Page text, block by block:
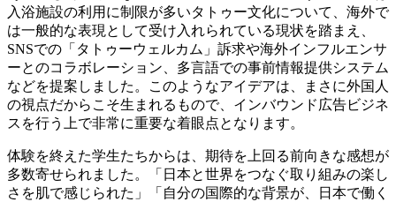
入浴施設の利用に制限が多いタトゥー文化について、海外で
は一般的な表現として受け入れられている現状を踏まえ、
SNSでの「タトゥーウェルカム」訴求や海外インフルエンサ
ーとのコラボレーション、多言語での事前情報提供システム
などを提案しました。このようなアイデアは、まさに外国人
の視点だからこそ生まれるもので、インバウンド広告ビジネ
スを行う上で非常に重要な着眼点となります。
体験を終えた学生たちからは、期待を上回る前向きな感想が
多数寄せられました。「日本と世界をつなぐ取り組みの楽し
さを肌で感じられた」「自分の国際的な背景が、日本で働く